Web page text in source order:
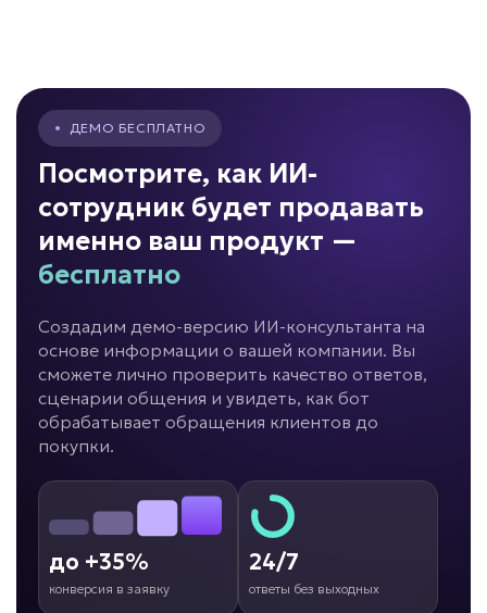
Подробней
Срок реализации
от 39 000 ₽ под ключ
ИИ для
документооборота
Задача: Работа с документами
• До -80% ручных операций
• До -50% ошибок в документах
Подробней
Срок реализации от 10 дней
• ДЕМО БЕСПЛАТНО
Посмотрите, как ИИ-
сотрудник будет продавать
именно ваш продукт —
бесплатно
Создадим демо-версию ИИ-консультанта на
основе информации о вашей компании. Вы
сможете лично проверить качество ответов,
сценарии общения и увидеть, как бот
обрабатывает обращения клиентов до
покупки.
до +35%
конверсия в заявку
24/7
ответы без выходных